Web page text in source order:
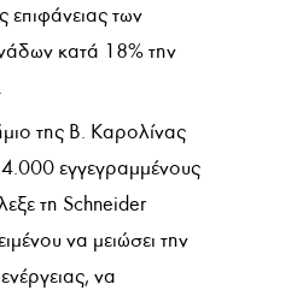
επιφάνειας των
κατά 18% την
της Β. Καρολίνας
εγγεγραμμένους
τη Schneider
να μειώσει την
να